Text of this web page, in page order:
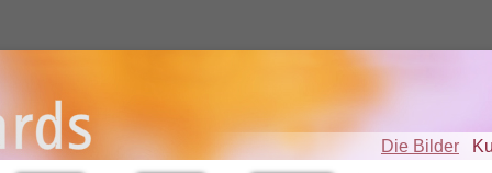
Die Bilder